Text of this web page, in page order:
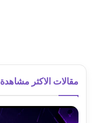
مقالات الاكثر مشاهدة